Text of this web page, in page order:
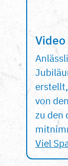
Video
von
zu den
Viel